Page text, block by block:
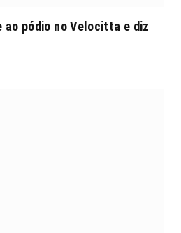
ao pódio no Velocitta e diz